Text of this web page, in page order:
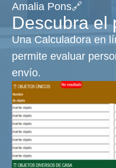
Amalia Pons🔗
Descubra el
Una Calculadora en
permite evaluar
envío.